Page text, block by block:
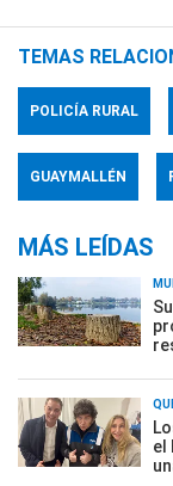
TEMAS
POLICÍA RURAL
GUAYMALLÉN
MÁS LEÍDAS
el